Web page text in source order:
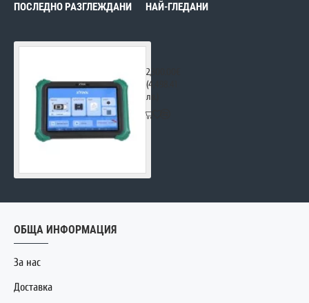
ПОСЛЕДНО РАЗГЛЕЖДАНИ НАЙ-ГЛЕДАНИ
2,300.00€
(4,498.41
лв.)
ОБЩА ИНФОРМАЦИЯ
За нас
Доставка